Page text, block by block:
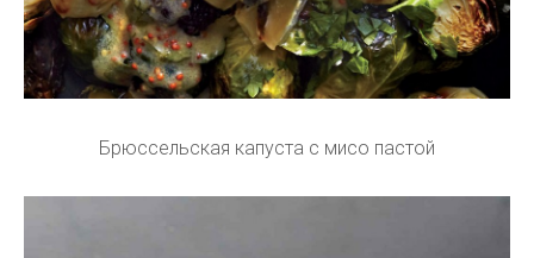
Брюссельская капуста с мисо пастой